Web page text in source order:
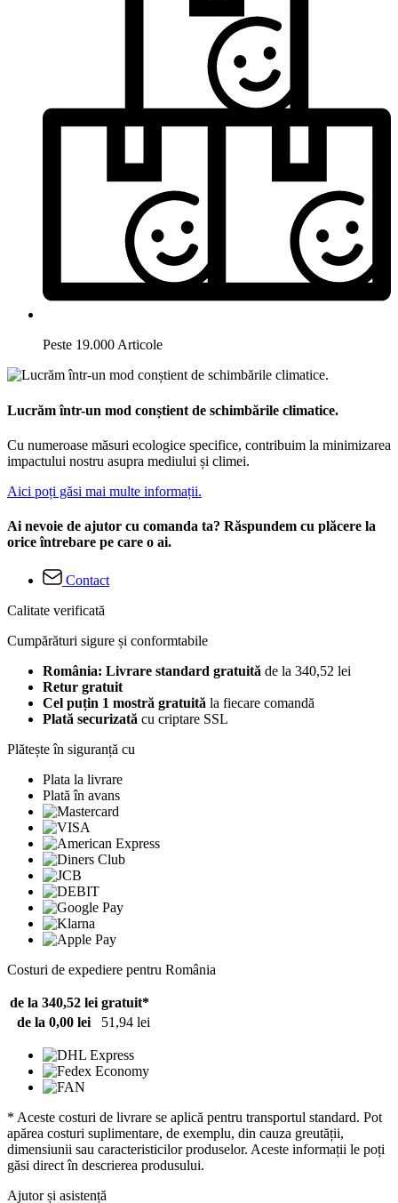
Peste 19.000 Articole
Lucrăm într-un mod conștient de schimbările climatice.
Cu numeroase măsuri ecologice specifice, contribuim la minimizarea
impactului nostru asupra mediului și climei.
Aici poți găsi mai multe informații.
Ai nevoie de ajutor cu comanda ta? Răspundem cu plăcere la
orice întrebare pe care o ai.
Contact
Calitate verificată
Cumpărături sigure și conformtabile
România: Livrare standard gratuită de la 340,52 lei
Retur gratuit
Cel puțin 1 mostră gratuită la fiecare comandă
Plată securizată cu criptare SSL
Plătește în siguranță cu
Plata la livrare
Plată în avans
Costuri de expediere pentru România
de la 340,52 lei gratuit*
de la 0,00 lei
51,94 lei
* Aceste costuri de livrare se aplică pentru transportul standard. Pot
apărea costuri suplimentare, de exemplu, din cauza greutății,
dimensiunii sau caracteristicilor produselor. Aceste informații le poți
găsi direct în descrierea produsului.
Ajutor și asistență